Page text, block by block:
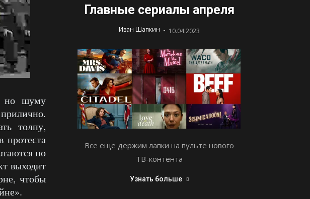
но шуму
толпу,
протеста
по
выходит
чтобы
Главные сериалы апреля
Иван Шапкин - 10.04.2023
Все еще держим лапки на пульте нового
ТВ-контента
Узнать больше